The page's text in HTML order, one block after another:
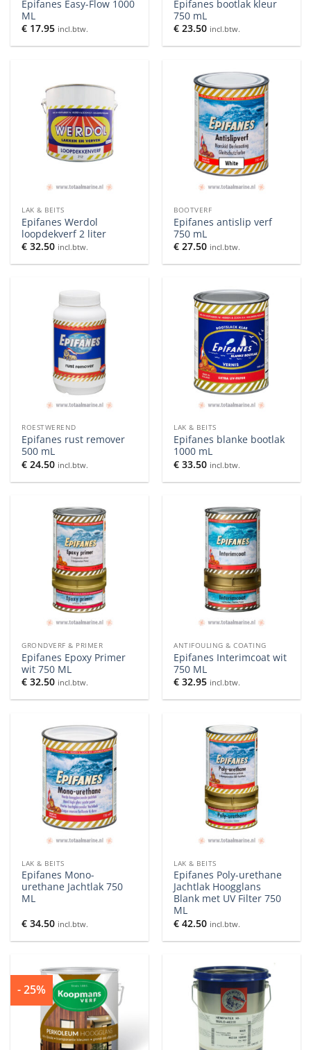
Epifanes Easy-Flow 1000
ML
€ 17.95 incl.btw.
Epifanes bootlak kleur
750 mL
€ 23.50 incl.btw.
LAK & BEITS
Epifanes Werdol
loopdekverf 2 liter
€ 32.50 incl.btw.
BOOTVERF
Epifanes antislip verf
750 mL
€ 27.50 incl.btw.
ROESTWEREND
Epifanes rust remover
500 mL
€ 24.50 incl.btw.
LAK & BEITS
Epifanes blanke bootlak
1000 mL
€ 33.50 incl.btw.
GRONDVERF & PRIMER
Epifanes Epoxy Primer
wit 750 ML
€ 32.50 incl.btw.
ANTIFOULING & COATING
Epifanes Interimcoat wit
750 ML
€ 32.95 incl.btw.
LAK & BEITS
Epifanes Mono-
urethane Jachtlak 750
ML
€ 34.50 incl.btw.
LAK & BEITS
Epifanes Poly-urethane
Jachtlak Hoogglans
Blank met UV Filter 750
ML
€ 42.50 incl.btw.
- 25%